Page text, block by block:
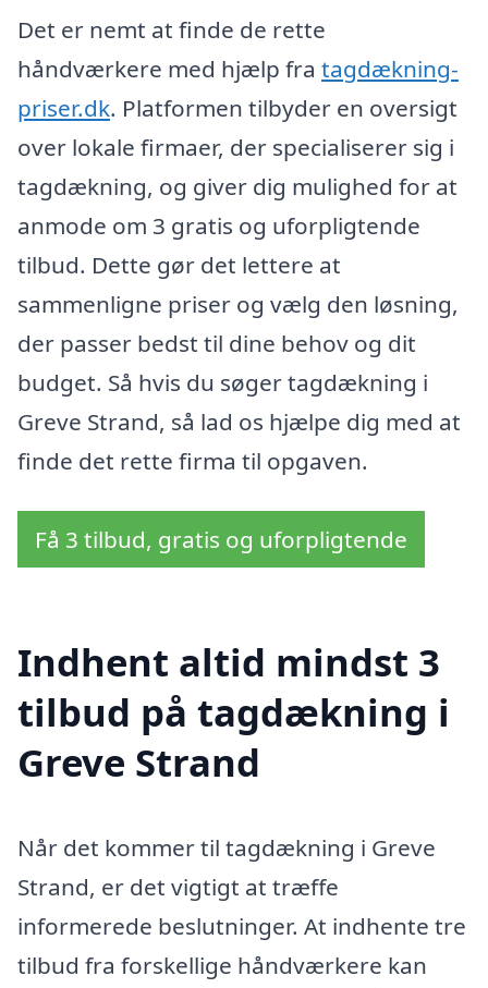
Det er nemt at finde de rette
håndværkere med hjælp fra tagdækning-
priser.dk. Platformen tilbyder en oversigt
over lokale firmaer, der specialiserer sig i
tagdækning, og giver dig mulighed for at
anmode om 3 gratis og uforpligtende
tilbud. Dette gør det lettere at
sammenligne priser og vælg den løsning,
der passer bedst til dine behov og dit
budget. Så hvis du søger tagdækning i
Greve Strand, så lad os hjælpe dig med at
finde det rette firma til opgaven.
Få 3 tilbud, gratis og uforpligtende
Indhent altid mindst 3
tilbud på tagdækning i
Greve Strand
Når det kommer til tagdækning i Greve
Strand, er det vigtigt at træffe
informerede beslutninger. At indhente tre
tilbud fra forskellige håndværkere kan